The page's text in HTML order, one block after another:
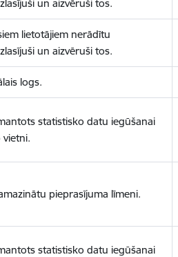
un aizvēruši tos.
lietotājiem nerādītu
un aizvēruši tos.
logs.
statistisko datu iegūšanai
pieprasījuma līmeni.
statistisko datu iegūšanai